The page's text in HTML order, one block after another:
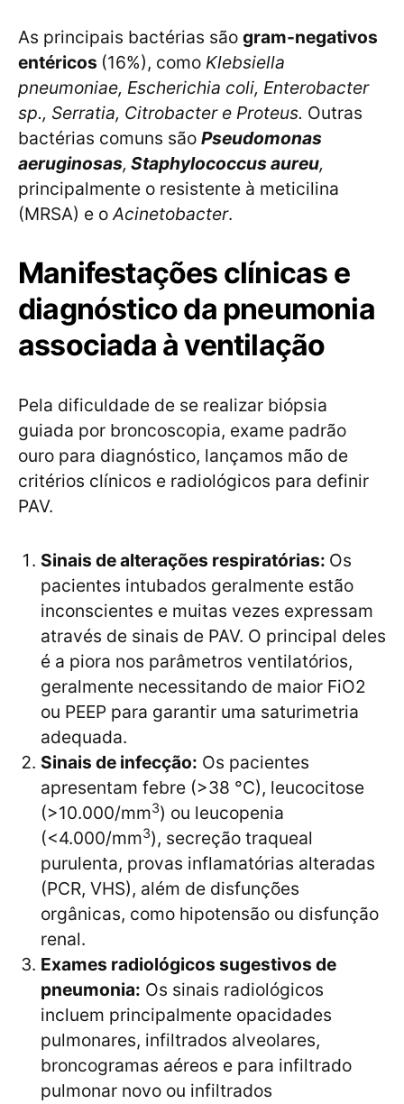
As principais bactérias são gram-negativos
entéricos (16%), como Klebsiella
pneumoniae, Escherichia coli, Enterobacter
sp., Serratia, Citrobacter e Proteus. Outras
bactérias comuns são Pseudomonas
aeruginosas, Staphylococcus aureu,
principalmente o resistente à meticilina
(MRSA) e oAcinetobacter.
Manifestações clínicas e
diagnóstico da pneumonia
associada à ventilação
Pela dificuldade de se realizar biópsia
guiada por broncoscopia, exame padrão
ouro para diagnóstico, lançamos mão de
critérios clínicos e radiológicos para definir
PAV.
Sinais de alterações respiratórias: Os
pacientes intubados geralmente estão
inconscientes e muitas vezes expressam
através de sinais de PAV. O principal deles
é a piora nos parâmetros ventilatórios,
geralmente necessitando de maior FiO2
ou PEEP para garantir uma saturimetria
adequada.
Sinais de infecção: Os pacientes
apresentam febre (>38 °C), leucocitose
(>10.000/mm3) ou leucopenia
(<4.000/mm3), secreção traqueal
purulenta, provas inflamatórias alteradas
(PCR, VHS), além de disfunções
orgânicas, como hipotensão ou disfunção
renal.
Exames radiológicos sugestivos de
pneumonia: Os sinais radiológicos
incluem principalmente opacidades
pulmonares, infiltrados alveolares,
broncogramas aéreos e para infiltrado
pulmonar novo ou infiltrados